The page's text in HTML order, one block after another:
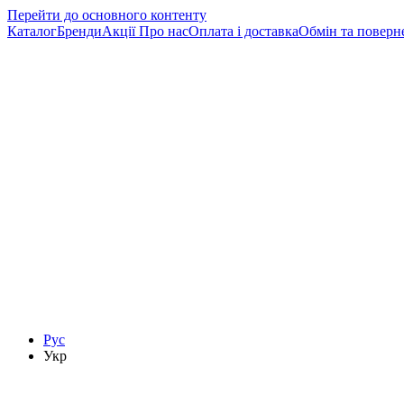
Перейти до основного контенту
КаталогБрендиАкціїПро насОплата і доставкаОбмін та
Рус
Укр